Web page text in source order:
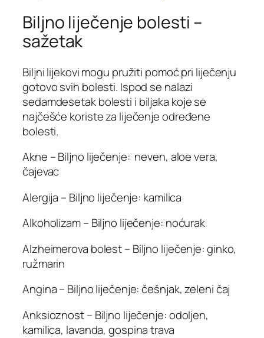
Biljno liječenje bolesti –
sažetak
Biljni lijekovi mogu pružiti pomoć pri liječenju
gotovo svih bolesti. Ispod se nalazi
sedamdesetak bolesti i biljaka koje se
najčešće koriste za liječenje određene
bolesti.
Akne – Biljno liječenje: neven, aloe vera,
čajevac
Alergija – Biljno liječenje: kamilica
Alkoholizam – Biljno liječenje: noćurak
Alzheimerova bolest – Biljno liječenje: ginko,
ružmarin
Angina – Biljno liječenje: češnjak, zeleni čaj
Anksioznost – Biljno liječenje: odoljen,
kamilica, lavanda, gospina trava